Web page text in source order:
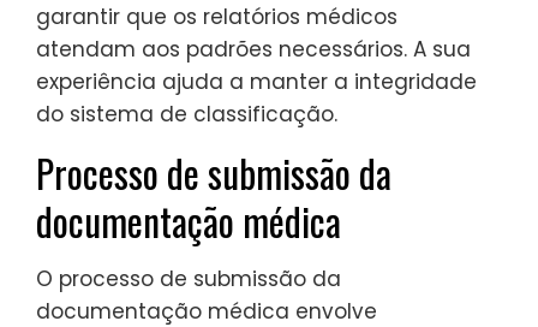
garantir que os relatórios médicos
atendam aos padrões necessários. A sua
experiência ajuda a manter a integridade
do sistema de classificação.
Processo de submissão da
documentação médica
O processo de submissão da
documentação médica envolve